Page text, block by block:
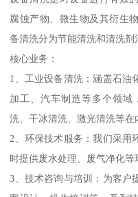
腐蚀产物、微生物及其衍生
备清洗分为节能清洗和清洗剂
核心业务：
1、工业设备清洗：涵盖石油
加工、汽车制造等多个领
洗、干冰清洗、激光清洗等在
2、环保技术服务：我们采用
时提供废水处理、废气净化等
3、技术咨询与培训：为客户